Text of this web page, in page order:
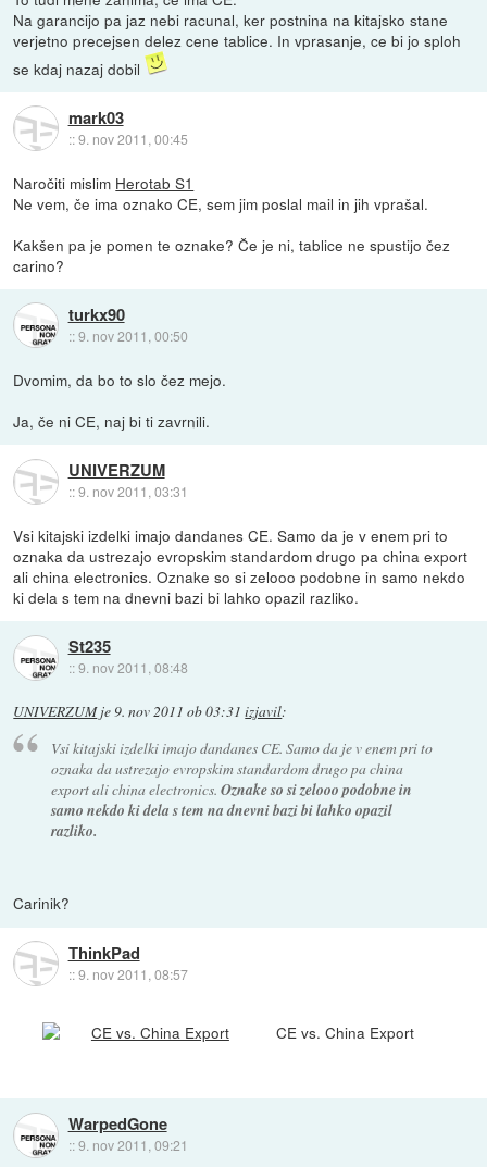
Na garancijo pa jaz nebi racunal, ker postnina na kitajsko stane
verjetno precejsen delez cene tablice. In vprasanje, ce bi jo sploh
se kdaj nazaj dobil
mark03
::9. nov 2011, 00:45
Naročiti mislim Herotab S1
Ne vem, če ima oznako CE, sem jim poslal mail in jih vprašal.
Kakšen pa je pomen te oznake? Če je ni, tablice ne spustijo čez
carino?
turkx90
::9. nov 2011, 00:50
Dvomim, da bo to slo čez mejo.
Ja, če ni CE, naj bi ti zavrnili.
UNIVERZUM
::9. nov 2011, 03:31
Vsi kitajski izdelki imajo dandanes CE. Samo da je v enem pri to
oznaka da ustrezajo evropskim standardom drugo pa china export
ali china electronics. Oznake so si zelooo podobne in samo nekdo
ki dela s tem na dnevni bazi bi lahko opazil razliko.
St235
::9. nov 2011, 08:48
UNIVERZUMje9. nov 2011 ob 03:31 izjavil:
Vsi kitajski izdelki imajo dandanes CE. Samo da je v enem pri to
oznaka da ustrezajo evropskim standardom drugo pa china
export ali china electronics. Oznake so si zelooo podobne in
samo nekdo ki dela s tem na dnevni bazi bi lahko opazil
razliko.
Carinik?
ThinkPad
::9. nov 2011, 08:57
CE vs. China Export
WarpedGone
::9. nov 2011, 09:21